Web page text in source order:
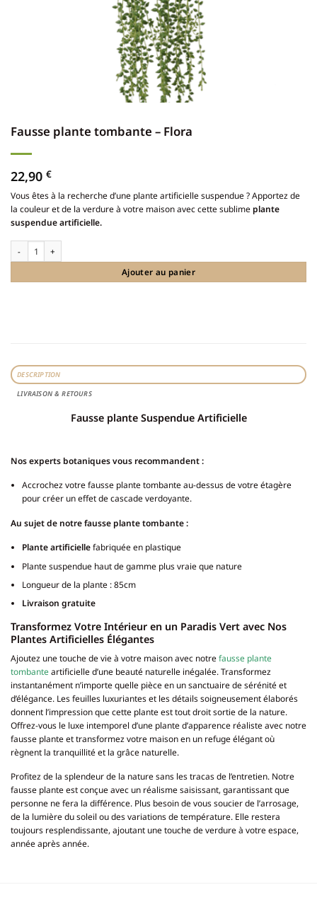
Fausse plante tombante – Flora
22,90 €
Ajouter au panier
Vous êtes à la recherche d’une plante artificielle suspendue ? Apportez de
la couleur et de la verdure à votre maison avec cette sublime plante
suspendue artificielle.
DESCRIPTION
LIVRAISON & RETOURS
Fausse plante Suspendue Artificielle
Nos experts botaniques vous recommandent :
Accrochez votre fausse plante tombante au-dessus de votre étagère
pour créer un effet de cascade verdoyante.
Au sujet de notre fausse plante tombante :
Plante artificiellefabriquée en plastique
Plante suspendue haut de gamme plus vraie que nature
Longueur de la plante : 85cm
Livraison gratuite
Transformez Votre Intérieur en un Paradis Vert avec Nos
Plantes Artificielles Élégantes
Ajoutez une touche de vie à votre maison avec notrefausse plante
tombanteartificielle d’une beauté naturelle inégalée. Transformez
instantanément n’importe quelle pièce en un sanctuaire de sérénité et
d’élégance. Les feuilles luxuriantes et les détails soigneusement élaborés
donnent l’impression que cette plante est tout droit sortie de la nature.
Offrez-vous le luxe intemporel d’une plante d’apparence réaliste avec notre
fausse plante et transformez votre maison en un refuge élégant où
règnent la tranquillité et la grâce naturelle.
Profitez de la splendeur de la nature sans les tracas de l’entretien. Notre
fausse plante est conçue avec un réalisme saisissant, garantissant que
personne ne fera la différence. Plus besoin de vous soucier de l’arrosage,
de la lumière du soleil ou des variations de température. Elle restera
toujours resplendissante, ajoutant une touche de verdure à votre espace,
année après année.